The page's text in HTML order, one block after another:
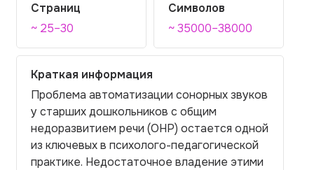
Страниц
~ 25–30
Символов
~ 35000–38000
Краткая информация
Проблема автоматизации сонорных звуков
у старших дошкольников с общим
недоразвитием речи (ОНР) остается одной
из ключевых в психолого-педагогической
практике. Недостаточное владение этими